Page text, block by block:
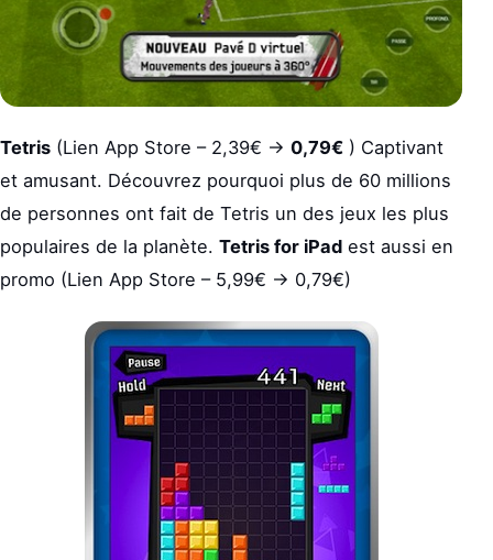
Tetris (Lien App Store – 2,39€ -> 0,79€ ) Captivant
et amusant. Découvrez pourquoi plus de 60 millions
de personnes ont fait de Tetris un des jeux les plus
populaires de la planète. Tetris for iPad est aussi en
promo (Lien App Store – 5,99€ -> 0,79€)